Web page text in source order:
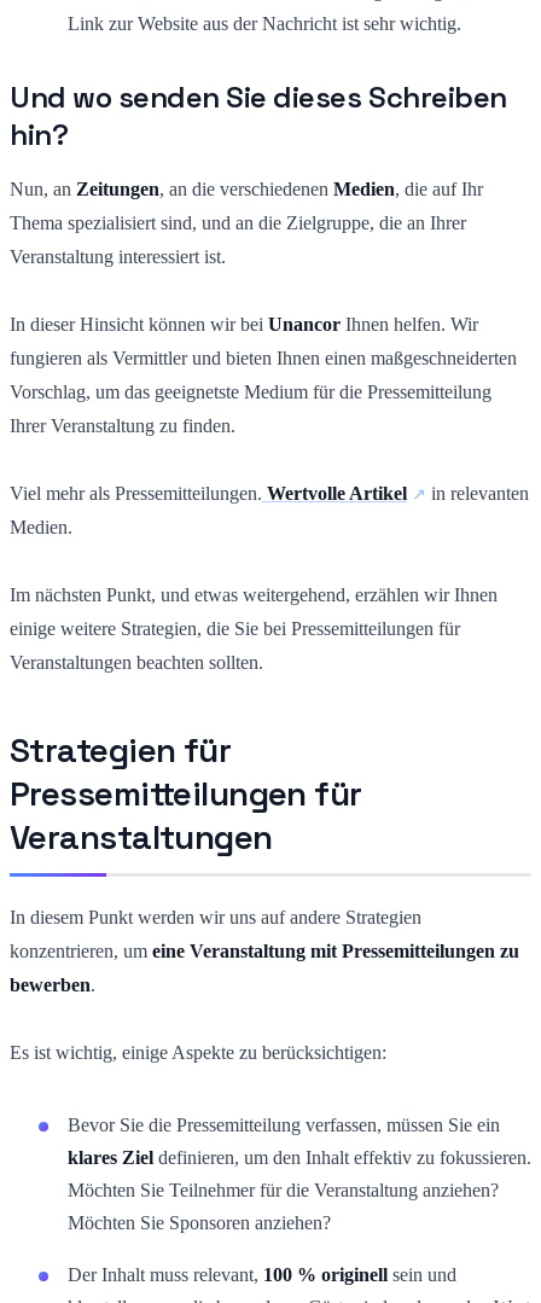
Link zur Website aus der Nachricht ist sehr wichtig.
Und wo senden Sie dieses Schreiben
hin?
Nun, an Zeitungen, an die verschiedenen Medien, die auf Ihr
Thema spezialisiert sind, und an die Zielgruppe, die an Ihrer
Veranstaltung interessiert ist.
In dieser Hinsicht können wir bei Unancor Ihnen helfen. Wir
fungieren als Vermittler und bieten Ihnen einen maßgeschneiderten
Vorschlag, um das geeignetste Medium für die Pressemitteilung
Ihrer Veranstaltung zu finden.
Viel mehr als Pressemitteilungen. Wertvolle Artikel
in relevanten
Medien.
Im nächsten Punkt, und etwas weitergehend, erzählen wir Ihnen
einige weitere Strategien, die Sie bei Pressemitteilungen für
Veranstaltungen beachten sollten.
Strategien für
Pressemitteilungen für
Veranstaltungen
In diesem Punkt werden wir uns auf andere Strategien
konzentrieren, um eine Veranstaltung mit Pressemitteilungen zu
bewerben.
Es ist wichtig, einige Aspekte zu berücksichtigen:
Bevor Sie die Pressemitteilung verfassen, müssen Sie ein
klares Ziel definieren, um den Inhalt effektiv zu fokussieren.
Möchten Sie Teilnehmer für die Veranstaltung anziehen?
Möchten Sie Sponsoren anziehen?
Der Inhalt muss relevant, 100 % originell sein und